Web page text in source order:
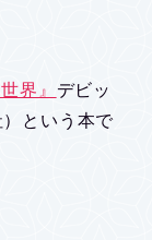
界』 デビッ
という本で